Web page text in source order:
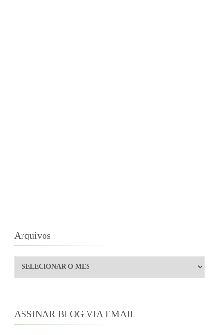
Arquivos
Arquivos
ASSINAR BLOG VIA EMAIL